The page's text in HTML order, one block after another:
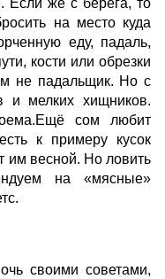
Если же с берега, то
на место куда
еду, падаль,
кости или обрезки
не падальщик. Но с
и мелких хищников.
сом любит
к примеру кусок
им весной. Но ловить
на «мясные»
.
своими советами,